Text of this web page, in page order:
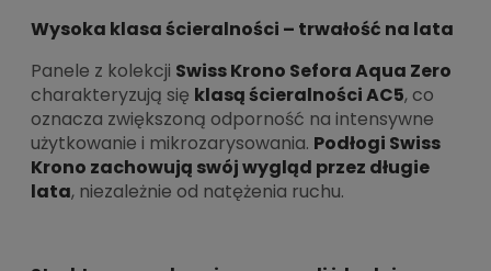
Wysoka klasa ścieralności – trwałość na lata
Panele z kolekcji Swiss Krono Sefora Aqua Zero
charakteryzują się klasą ścieralności AC5, co
oznacza zwiększoną odporność na intensywne
użytkowanie i mikrozarysowania. Podłogi Swiss
Krono zachowują swój wygląd przez długie
lata, niezależnie od natężenia ruchu.